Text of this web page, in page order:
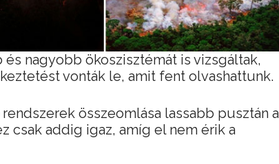
nagyobb ökoszisztémát is vizsgáltak,
vonták le, amit fent olvashattunk.
összeomlása lassabb pusztán a
csak addig igaz, amíg el nem érik a